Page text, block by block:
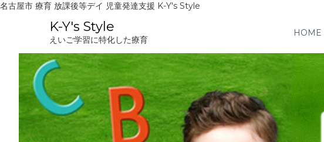
名古屋市 療育 放課後等デイ 児童発達支援 K-Y's Style
K-Y's Style
えいご学習に特化した療育
HOME